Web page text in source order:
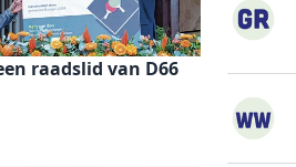
raadslid van D66